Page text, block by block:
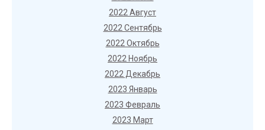
2022 Август
2022 Сентябрь
2022 Октябрь
2022 Ноябрь
2022 Декабрь
2023 Январь
2023 Февраль
2023 Март